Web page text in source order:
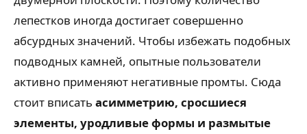
лепестков иногда достигает совершенно
абсурдных значений. Чтобы избежать подобных
подводных камней, опытные пользователи
активно применяют негативные промты. Сюда
стоит вписать асимметрию, сросшиеся
элементы, уродливые формы и размытые